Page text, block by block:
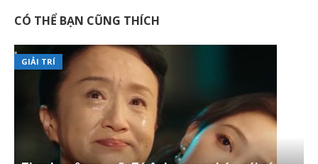
CÓ THỂ BẠN CŨNG THÍCH
GIẢI TRÍ